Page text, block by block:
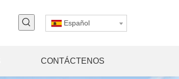
Español
CONTÁCTENOS